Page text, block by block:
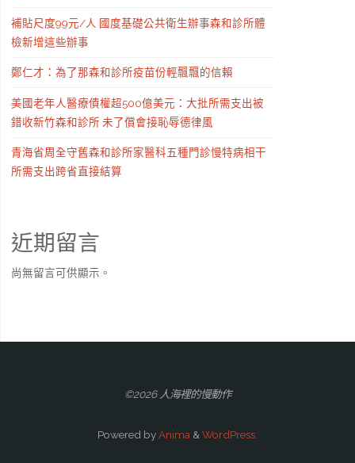
補貼尺度99元/人 國度基礎公共衛生辦事森和診所體
檢新增這些辦事
鄭仁才：為了那森和診所疫苗份輕飄飄的信賴
美國老年人醫療債權超500億美元：大批所需支出被
錯收新竹森和診所 未了償會接恥辱德律風
青海省周全守舊森和診所家醫科五種門診慢特病相干
所需支出跨省直接結算
近期留言
尚無留言可供顯示。
©2026 人海裡的慢動作
Powered byAnima & WordPress.